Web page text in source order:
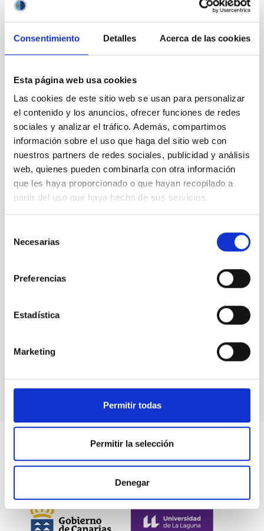
Consentimiento Detalles Acerca de las cookies
Esta página web usa cookies
Las cookies de este sitio web se usan para personalizar
el contenido y los anuncios, ofrecer funciones de redes
sociales y analizar el tráfico. Además, compartimos
información sobre el uso que haga del sitio web con
nuestros partners de redes sociales, publicidad y análisis
web, quienes pueden combinarla con otra información
que les haya proporcionado o que hayan recopilado a
partir del uso que haya hecho de sus servicios.
Necesarias
Preferencias
Estadística
Marketing
Permitir todas
Permitir la selección
Denegar
Mobility